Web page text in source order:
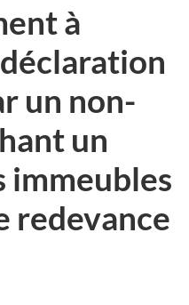
à
un non-
un
immeubles
redevance